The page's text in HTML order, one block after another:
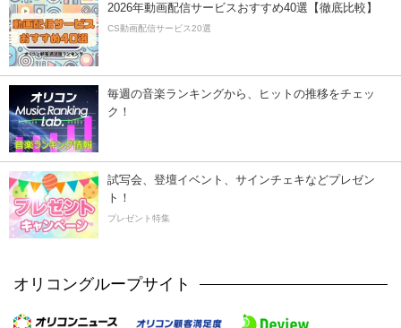
2026年動画配信サービスおすすめ40選【徹底比較】
CS動画配信サービス20選
毎週の音楽ランキングから、ヒットの推移をチェッ
ク！
試写会、登壇イベント、サインチェキなどプレゼン
ト！
プレゼント特集
オリコングループサイト